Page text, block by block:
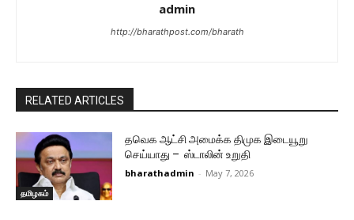
admin
http://bharathpost.com/bharath
RELATED ARTICLES
தமிழகம்
தவெக ஆட்சி அமைக்க திமுக இடையூறு
செய்யாது – ஸ்டாலின் உறுதி
bharathadmin - May 7, 2026